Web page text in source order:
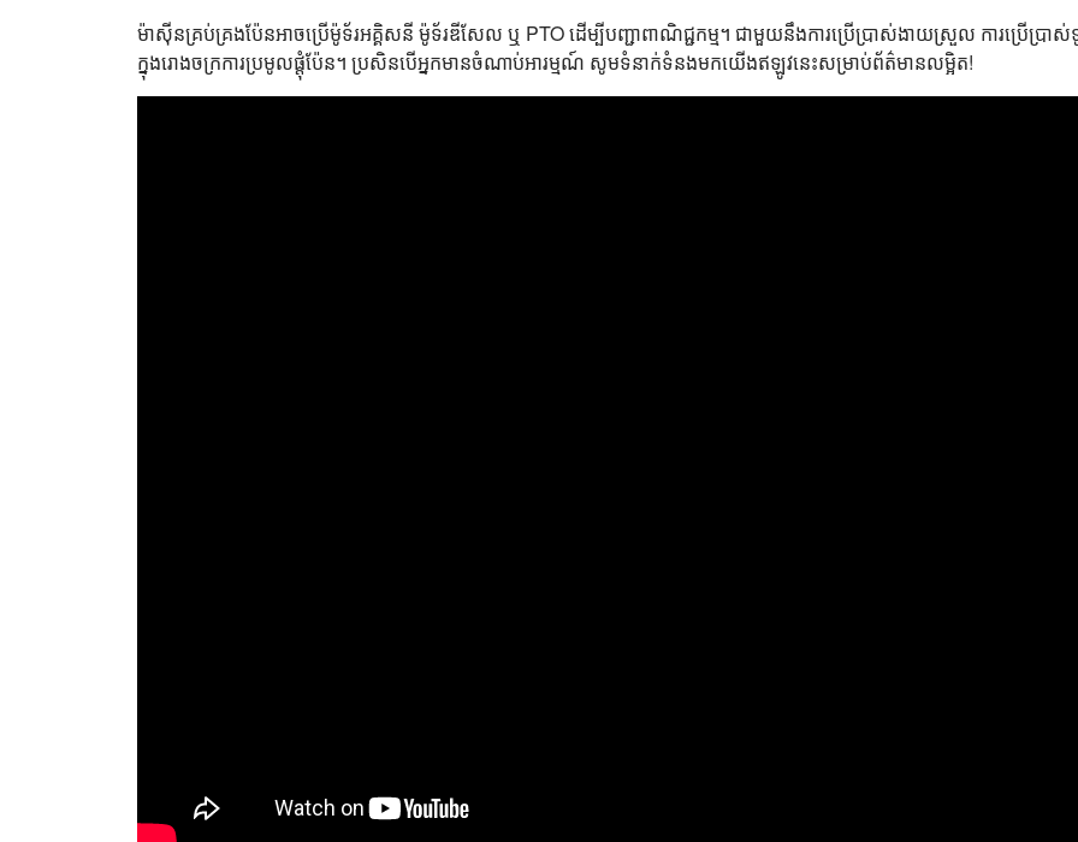
ម៉ាស៊ីនគ្រប់គ្រងប៉ែនអាចប្រើម៉ូទ័រ​អគ្គិសនី ម៉ូទ័រ​ឌីសែល ឬ PTO ដើម្បីបញ្ជាពាណិជ្ជកម្ម។ ជាមួយនឹងការប្រើប្រាស់ងាយស្រួល ការប្រើប្
ក្នុងរោងចក្រការប្រមូលផ្តុំប៉ែន។ ប្រសិនបើអ្នកមានចំណាប់អារម្មណ៍ សូមទំនាក់ទំនងមកយើងឥឡូវនេះសម្រាប់ព័ត៌មានលម្អិត!